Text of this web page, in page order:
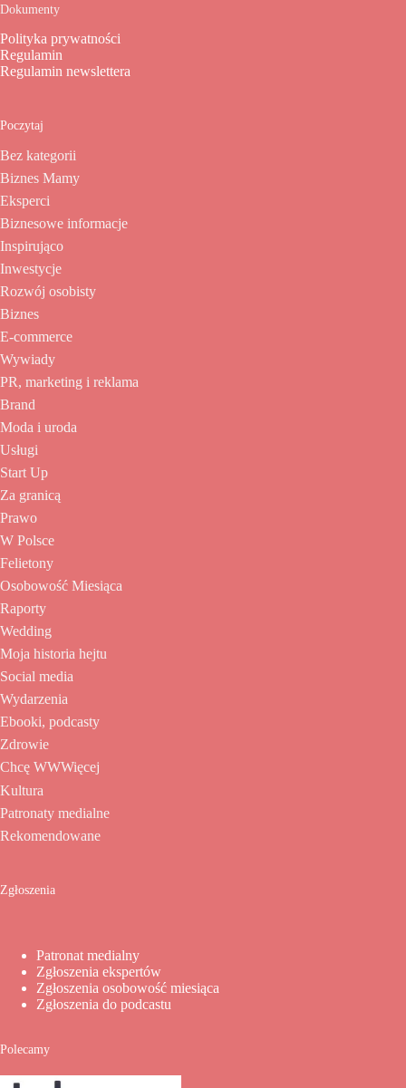
Dokumenty
Polityka prywatności
Regulamin
Regulamin newslettera
Poczytaj
Bez kategorii
Biznes Mamy
Eksperci
Biznesowe informacje
Inspirująco
Inwestycje
Rozwój osobisty
Biznes
E-commerce
Wywiady
PR, marketing i reklama
Brand
Moda i uroda
Usługi
Start Up
Za granicą
Prawo
W Polsce
Felietony
Osobowość Miesiąca
Raporty
Wedding
Moja historia hejtu
Social media
Wydarzenia
Ebooki, podcasty
Zdrowie
Chcę WWWięcej
Kultura
Patronaty medialne
Rekomendowane
Zgłoszenia
Patronat medialny
Zgłoszenia ekspertów
Zgłoszenia osobowość miesiąca
Zgłoszenia do podcastu
Polecamy